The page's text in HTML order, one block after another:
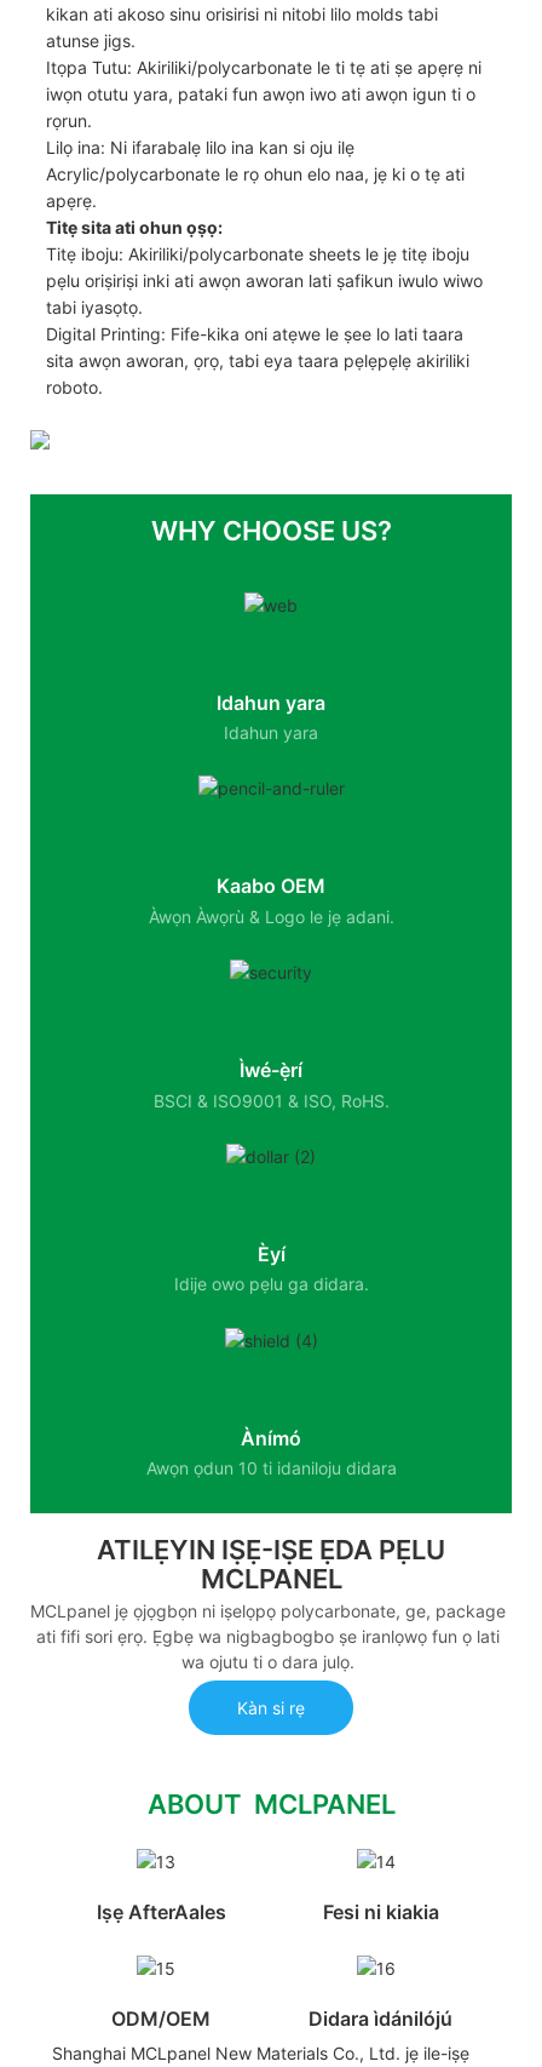
kikan ati akoso sinu orisirisi ni nitobi lilo molds tabi
atunse jigs.
Itọpa Tutu: Akiriliki/polycarbonate le ti tẹ ati ṣe apẹrẹ ni
iwọn otutu yara, pataki fun awọn iwo ati awọn igun ti o
rọrun.
Lilọ ina: Ni ifarabalẹ lilo ina kan si oju ilẹ
Acrylic/polycarbonate le rọ ohun elo naa, jẹ ki o tẹ ati
apẹrẹ.
Titẹ sita ati ohun ọṣọ:
Titẹ iboju: Akiriliki/polycarbonate sheets le jẹ titẹ iboju
pẹlu oriṣiriṣi inki ati awọn aworan lati ṣafikun iwulo wiwo
tabi iyasọtọ.
Digital Printing: Fife-kika oni atẹwe le ṣee lo lati taara
sita awọn aworan, ọrọ, tabi eya taara pẹlẹpẹlẹ akiriliki
roboto.
WHY CHOOSE US?
Idahun yara
Idahun yara
Kaabo OEM
Àwọn Àwọrù & Logo le jẹ adani.
Ìwé-ẹ̀rí
BSCI & ISO9001 & ISO, RoHS.
Èyí
Idije owo pẹlu ga didara.
Ànímó
Awọn ọdun 10 ti idaniloju didara
ATILẸYIN IṢẸ-IṢE ẸDA PẸLU
MCLPANEL
MCLpanel jẹ ọjọgbọn ni iṣelọpọ polycarbonate, ge, package
ati fifi sori ẹrọ. Ẹgbẹ wa nigbagbogbo ṣe iranlọwọ fun ọ lati
wa ojutu ti o dara julọ.
Kàn si rẹ
ABOUT MCLPANEL
Iṣẹ AfterAales Fesi ni kiakia
ODM/OEM Didara ìdánilójú
Shanghai MCLpanel New Materials Co., Ltd. jẹ ile-iṣẹ